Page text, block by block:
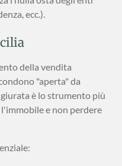
ecc.).
della vendita
"aperta" da
è lo strumento più
e non perdere